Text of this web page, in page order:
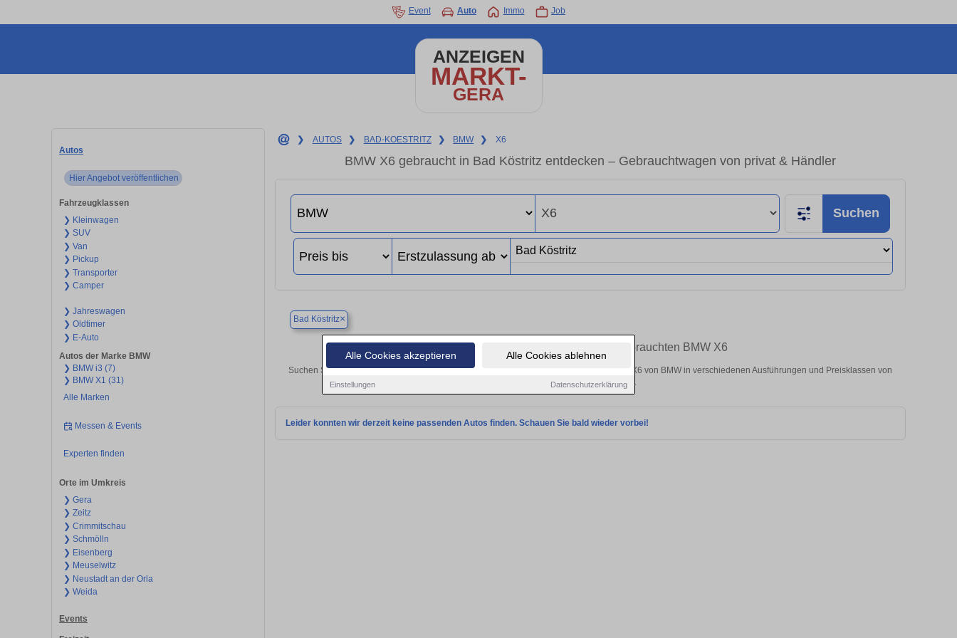
Alle Cookies akzeptieren Alle Cookies ablehnen
Einstellungen Datenschutzerklärung
Event Auto Immo Job
ANZEIGEN
MARKT-
GERA
Autos
Hier Angebot veröffentlichen
Fahrzeugklassen
❯ Kleinwagen
❯ SUV
❯ Van
❯ Pickup
❯ Transporter
❯ Camper
❯ Jahreswagen
❯ Oldtimer
❯ E-Auto
Autos der Marke BMW
❯ BMW i3 (7)
❯ BMW X1 (31)
Alle Marken
Messen & Events
Experten finden
Orte im Umkreis
❯ Gera
❯ Zeitz
❯ Crimmitschau
❯ Schmölln
❯ Eisenberg
❯ Meuselwitz
❯ Neustadt an der Orla
❯ Weida
Events
❯ AUTOS ❯ BAD-KOESTRITZ ❯ BMW ❯ X6
BMW X6 gebraucht in Bad Köstritz entdecken – Gebrauchtwagen von privat & Händler
Suchen
Bad Köstritz×
Finden Sie in Bad Köstritz Ihren gebrauchten BMW X6
Suchen Sie in Bad Köstritz einen BMW X6 Gebrauchtwagen? Entdecken Sie gebrauchte X6 von BMW in verschiedenen Ausführungen und Preisklassen von
privat und vom Händler.
Leider konnten wir derzeit keine passenden Autos finden. Schauen Sie bald wieder vorbei!